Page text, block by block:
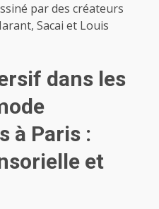
par des créateurs
Sacai et Louis
dans les
à Paris :
et